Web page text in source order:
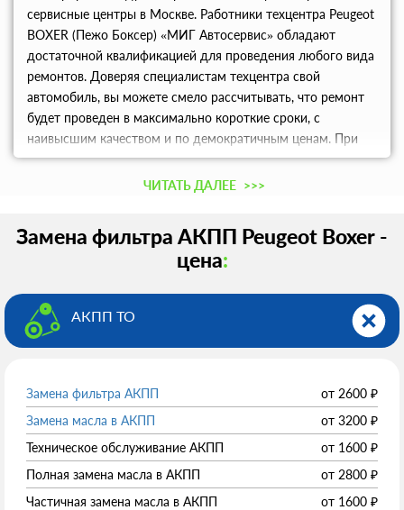
сервисные центры в Москве. Работники техцентра Peugeot
BOXER (Пежо Боксер) «МИГ Автосервис» обладают
достаточной квалификацией для проведения любого вида
ремонтов. Доверяя специалистам техцентра свой
автомобиль, вы можете смело рассчитывать, что ремонт
будет проведен в максимально короткие сроки, с
наивысшим качеством и по демократичным ценам. При
возникновении каких-либо вопросов вы получите
ЧИТАТЬ ДАЛЕЕ >>>
Замена фильтра АКПП Peugeot Boxer -
цена:
АКПП ТО
Замена фильтра АКПП от 2600 ₽
Замена масла в АКПП
от 3200 ₽
Техническое обслуживание АКПП
от 1600 ₽
Полная замена масла в АКПП
от 2800 ₽
Частичная замена масла в АКПП
от 1600 ₽